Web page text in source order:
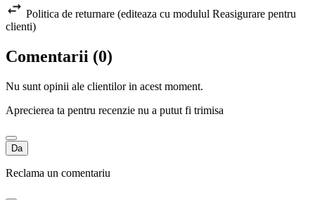
Politica de returnare (editeaza cu modulul Reasigurare pentru
clienti)
Comentarii (0)
Nu sunt opinii ale clientilor in acest moment.
Aprecierea ta pentru recenzie nu a putut fi trimisa
Da
Reclama un comentariu